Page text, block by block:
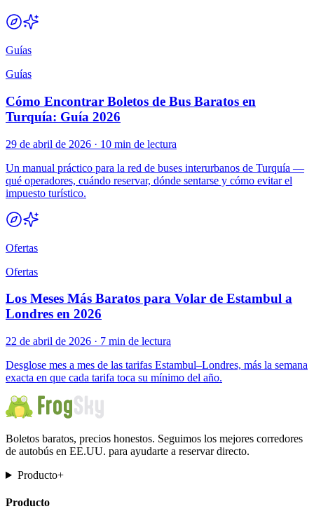
Guías
Guías
Cómo Encontrar Boletos de Bus Baratos en
Turquía: Guía 2026
29 de abril de 2026 · 10 min de lectura
Un manual práctico para la red de buses interurbanos de Turquía —
qué operadores, cuándo reservar, dónde sentarse y cómo evitar el
impuesto turístico.
Ofertas
Ofertas
Los Meses Más Baratos para Volar de Estambul a
Londres en 2026
22 de abril de 2026 · 7 min de lectura
Desglose mes a mes de las tarifas Estambul–Londres, más la semana
exacta en que cada tarifa toca su mínimo del año.
Boletos baratos, precios honestos. Seguimos los mejores corredores
de autobús en EE.UU. para ayudarte a reservar directo.
Producto+
Producto